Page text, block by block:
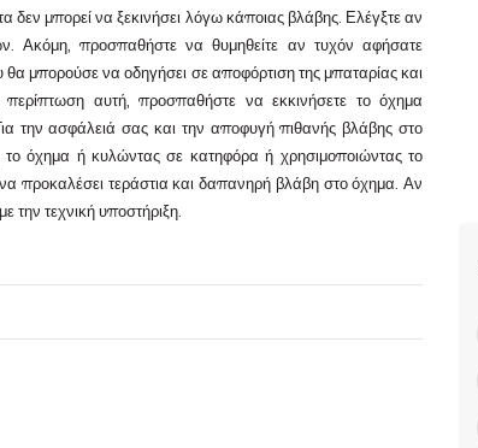
δεν μπορεί να ξεκινήσει λόγω κάποιας βλάβης. Ελέγξτε αν
Ακόμη, προσπαθήστε να θυμηθείτε αν τυχόν αφήσατε
μπορούσε να οδηγήσει σε αποφόρτιση της μπαταρίας και
αυτή, προσπαθήστε να εκκινήσετε το όχημα
την ασφάλειά σας και την αποφυγή πιθανής βλάβης στο
το όχημα ή κυλώντας σε κατηφόρα ή χρησιμοποιώντας το
προκαλέσει τεράστια και δαπανηρή βλάβη στο όχημα. Αν
την τεχνική υποστήριξη.